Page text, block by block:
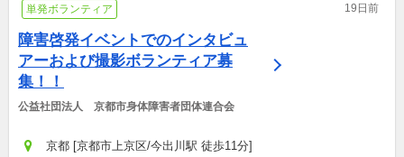
単発ボランティア 19日前
障害啓発イベントでのインタビュ
アーおよび撮影ボランティア募
集！！
公益社団法人　京都市身体障害者団体連合会
京都 [京都市上京区/今出川駅 徒歩11分]